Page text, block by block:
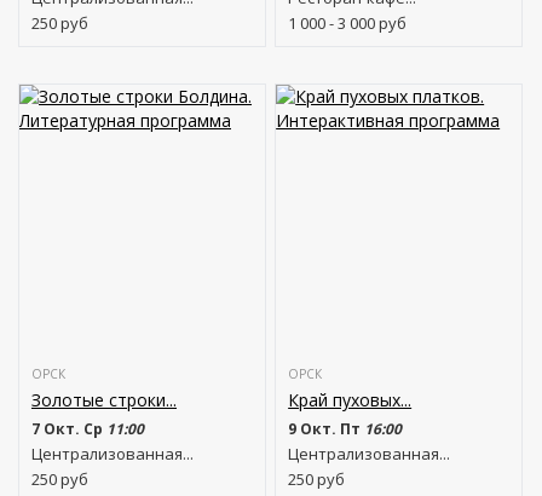
250руб
1 000 - 3 000руб
ОРСК
Золотые строки...
7 Окт. Ср 11:00
Централизованная...
250руб
ОРСК
Край пуховых...
9 Окт. Пт 16:00
Централизованная...
250руб